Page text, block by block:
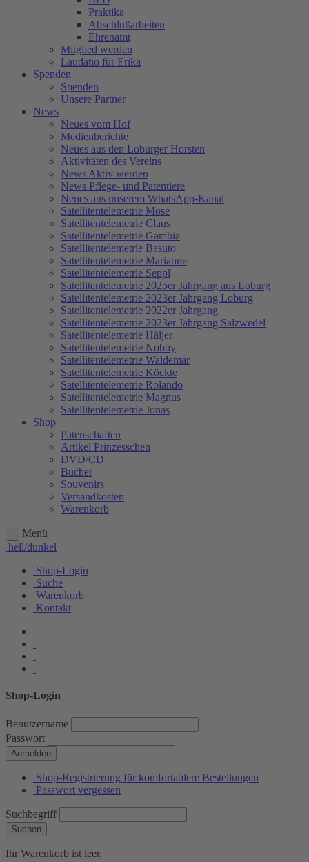
Praktika
Abschlußarbeiten
Ehrenamt
Mitglied werden
Laudatio für Erika
Spenden
Spenden
Unsere Partner
News
Neues vom Hof
Medienberichte
Neues aus den Loburger Horsten
Aktivitäten des Vereins
News Aktiv werden
News Pflege- und Patentiere
Neues aus unserem WhatsApp-Kanal
Satellitentelemetrie Mose
Satellitentelemetrie Claus
Satellitentelemetrie Gambia
Satellitentelemetrie Basuto
Satellitentelemetrie Marianne
Satellitentelemetrie Seppl
Satellitentelemetrie 2025er Jahrgang aus Loburg
Satellitentelemetrie 2023er Jahrgang Loburg
Satellitentelemetrie 2022er Jahrgang
Satellitentelemetrie 2023er Jahrgang Salzwedel
Satellitentelemetrie Håljer
Satellitentelemetrie Nobby
Satellitentelemetrie Waldemar
Satellitentelemetrie Köckte
Satellitentelemetrie Rolando
Satellitentelemetrie Magnus
Satellitentelemetrie Jonas
Shop
Patenschaften
Artikel Prinzesschen
DVD/CD
Bücher
Souvenirs
Versandkosten
Warenkorb
Menü
hell/dunkel
Shop-Login
Suche
Warenkorb
Kontakt
Shop-Login
Benutzername
Passwort
Anmelden
Shop-Registrierung für komfortablere Bestellungen
Passwort vergessen
Suchbegriff
Suchen
Ihr Warenkorb ist leer.